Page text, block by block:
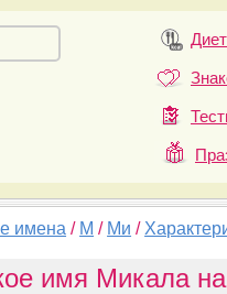
имена / М / Ми /
имя Микала на